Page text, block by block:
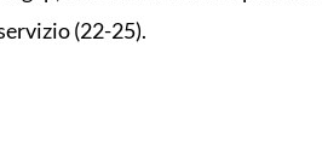
(22-25).